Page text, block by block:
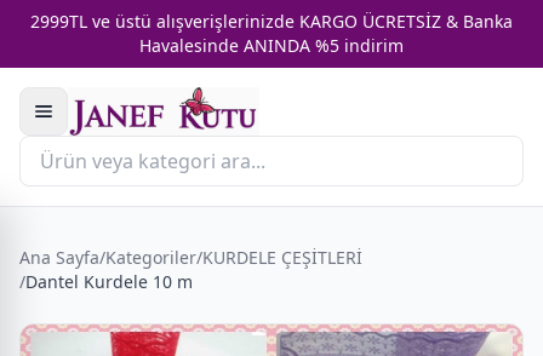
2999TL ve üstü alışverişlerinizde KARGO ÜCRETSİZ & Banka
Havalesinde ANINDA %5 indirim
Ana Sayfa/Kategoriler/KURDELE ÇEŞİTLERİ
/Dantel Kurdele 10 m